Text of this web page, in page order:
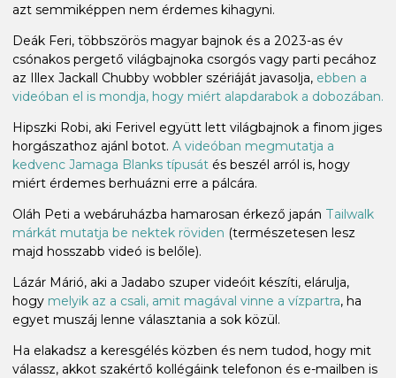
azt semmiképpen nem érdemes kihagyni.
Deák Feri, többszörös magyar bajnok és a 2023-as év
csónakos pergető világbajnoka csorgós vagy parti pecához
az Illex Jackall Chubby wobbler szériáját javasolja, ebben a
videóban el is mondja, hogy miért alapdarabok a dobozában.
Hipszki Robi, aki Ferivel együtt lett világbajnok a finom jiges
horgászathoz ajánl botot. A videóban megmutatja a
kedvenc Jamaga Blanks típusát és beszél arról is, hogy
miért érdemes berhuázni erre a pálcára.
Oláh Peti a webáruházba hamarosan érkező japán Tailwalk
márkát mutatja be nektek röviden (természetesen lesz
majd hosszabb videó is belőle).
Lázár Márió, aki a Jadabo szuper videóit készíti, elárulja,
hogy melyik az a csali, amit magával vinne a vízpartra, ha
egyet muszáj lenne választania a sok közül.
Ha elakadsz a keresgélés közben és nem tudod, hogy mit
válassz, akkot szakértő kollégáink telefonon és e-mailben is